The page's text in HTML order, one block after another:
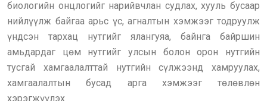
биологийн онцлогийг нарийвчлан судлах, хууль бусаар
нийлүүлж байгаа арьс үс, агналтын хэмжээг тодруулж
үндсэн тархац нутгийг ялангуяа, байнга байршин
амьдардаг цөм нутгийг улсын болон орон нутгийн
тусгай хамгаалалттай нутгийн сүлжээнд хамруулах,
хамгаалалтын бусад арга хэмжээг төлөвлөн
хэрэгжүүлэх